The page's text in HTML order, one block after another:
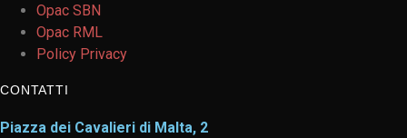
Opac SBN
Opac RML
Policy Privacy
CONTATTI
Piazza dei Cavalieri di Malta, 2